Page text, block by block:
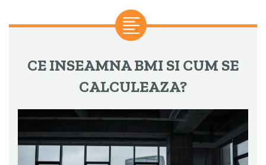
CE INSEAMNA BMI SI CUM SE
CALCULEAZA?